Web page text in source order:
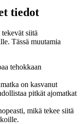
tiedot
siitä
Tässä muutamia
tehokkaan
on kasvanut
pitkät ajomatkat
mikä tekee siitä